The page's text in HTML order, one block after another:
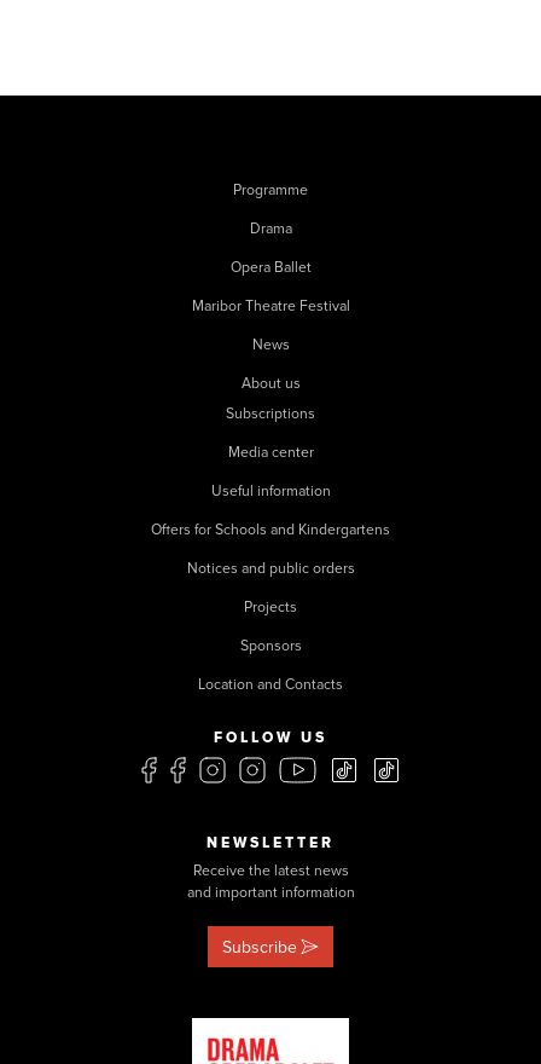
Programme
Drama
Opera Ballet
Maribor Theatre Festival
News
About us
Subscriptions
Media center
Useful information
Offers for Schools and Kindergartens
Notices and public orders
Projects
Sponsors
Location and Contacts
FOLLOW US
NEWSLETTER
Receive the latest news
and important information
Subscribe